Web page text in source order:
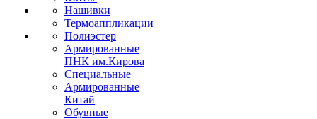
Нашивки
Термоаппликации
Полиэстер
Армированные
ПНК им.Кирова
Специальные
Армированные
Китай
Обувные